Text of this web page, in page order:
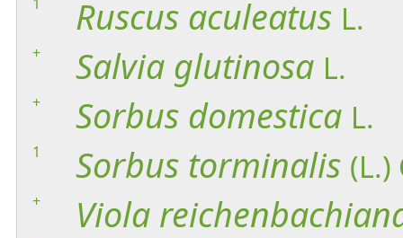
Ruscus aculeatus L.
+ Salvia glutinosa L.
+ Sorbus domestica L.
1 Sorbus torminalis (L.)
+ Viola